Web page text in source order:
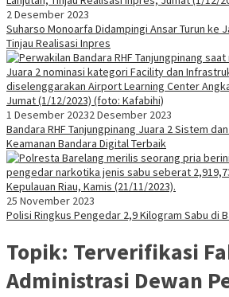
2 Desember 2023
Suharso Monoarfa Didampingi Ansar Turun ke
Tinjau Realisasi Inpres
1 Desember 20232 Desember 2023
Bandara RHF Tanjungpinang Juara 2 Sistem
Keamanan Bandara Digital Terbaik
25 November 2023
Polisi Ringkus Pengedar 2,9 Kilogram Sabu di
Topik: Terverifikasi
Administrasi Dewan